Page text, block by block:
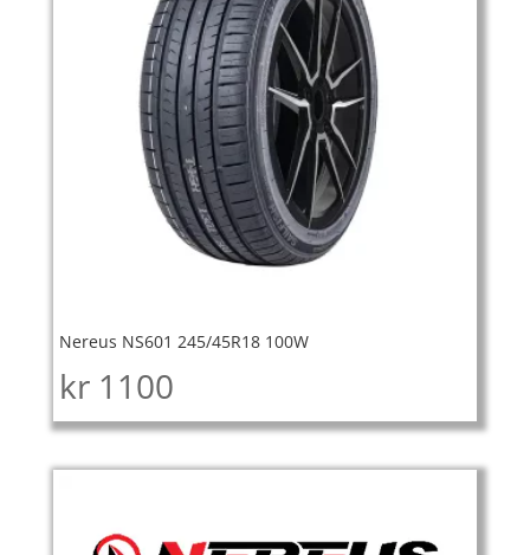
Nereus NS601 245/45R18 100W
kr 1100